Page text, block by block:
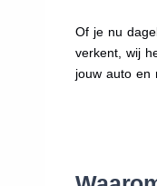
Of je nu
verkent, wij
jouw auto en